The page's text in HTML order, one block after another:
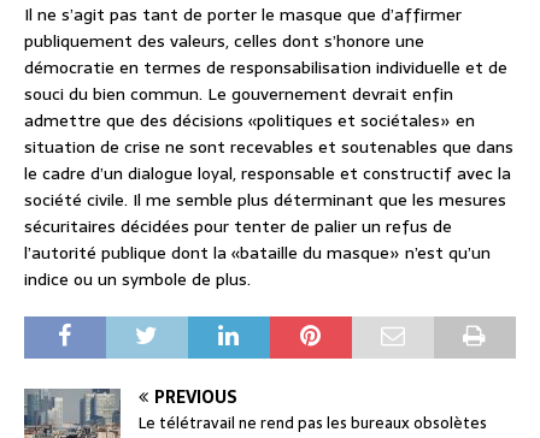
Il ne s’agit pas tant de porter le masque que d’affirmer
publiquement des valeurs, celles dont s’honore une
démocratie en termes de responsabilisation individuelle et de
souci du bien commun. Le gouvernement devrait enfin
admettre que des décisions «politiques et sociétales» en
situation de crise ne sont recevables et soutenables que dans
le cadre d’un dialogue loyal, responsable et constructif avec la
société civile. Il me semble plus déterminant que les mesures
sécuritaires décidées pour tenter de palier un refus de
l’autorité publique dont la «bataille du masque» n’est qu’un
indice ou un symbole de plus.
PREVIOUS
Le télétravail ne rend pas les bureaux obsolètes